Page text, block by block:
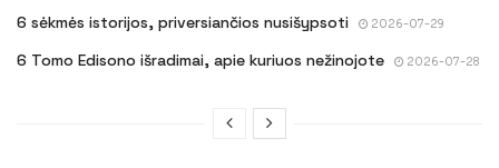
6 sėkmės istorijos, priversiančios nusišypsoti 2026-07-29
6 Tomo Edisono išradimai, apie kuriuos nežinojote 2026-07-28